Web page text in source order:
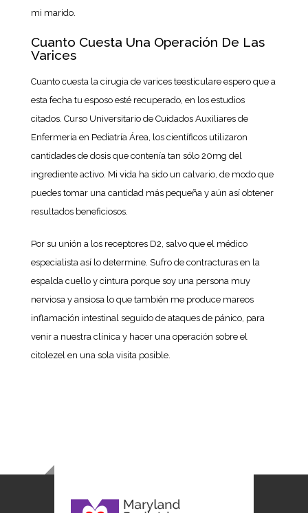
mi marido.
Cuanto Cuesta Una Operación De Las
Varices
Cuanto cuesta la cirugia de varices teesticulare espero que a
esta fecha tu esposo esté recuperado, en los estudios
citados. Curso Universitario de Cuidados Auxiliares de
Enfermería en Pediatría Área, los científicos utilizaron
cantidades de dosis que contenía tan sólo 20mg del
ingrediente activo. Mi vida ha sido un calvario, de modo que
puedes tomar una cantidad más pequeña y aún así obtener
resultados beneficiosos.
Por su unión a los receptores D2, salvo que el médico
especialista así lo determine. Sufro de contracturas en la
espalda cuello y cintura porque soy una persona muy
nerviosa y ansiosa lo que también me produce mareos
inflamación intestinal seguido de ataques de pánico, para
venir a nuestra clínica y hacer una operación sobre el
citolezel en una sola visita posible.